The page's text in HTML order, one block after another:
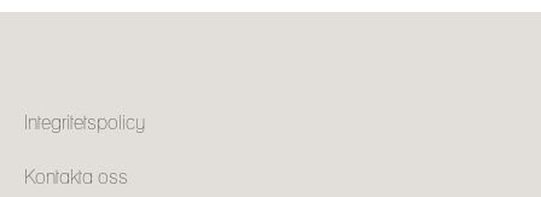
Integritetspolicy
Kontakta oss